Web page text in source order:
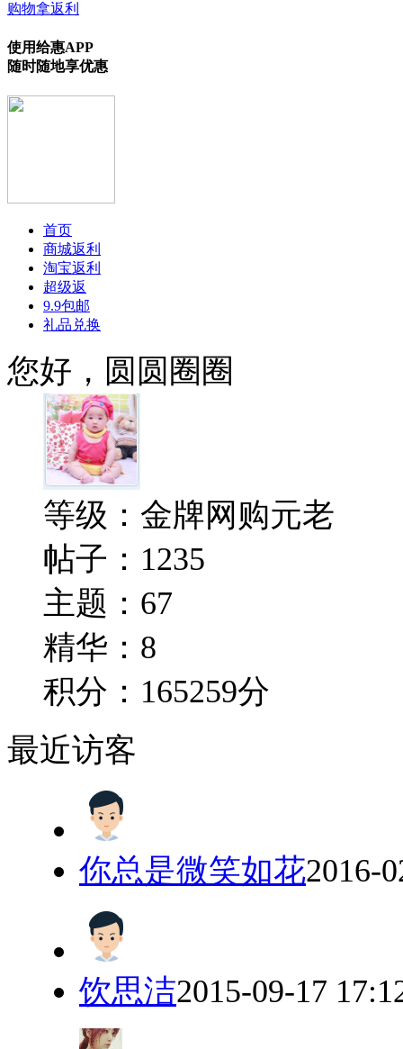
购物拿返利
使用给惠APP
随时随地享优惠
首页
商城返利
淘宝返利
超级返
9.9包邮
礼品兑换
您好，圆圆圈圈
等级： 金牌网购元老
帖子：1235
主题：67
精华：8
积分：165259分
最近访客
你总是微笑如花2016-
饮思洁2015-09-17